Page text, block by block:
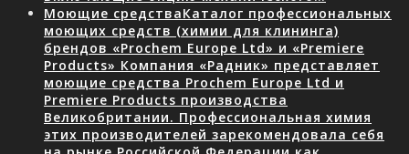
Моющие средстваКаталог профессиональных
моющих средств (химии для клининга)
брендов «Prochem Europe Ltd» и «Premiere
Products» Компания «Радник» представляет
моющие средства Prochem Europe Ltd и
Premiere Products производства
Великобритании. Профессиональная химия
этих производителей зарекомендовала себя